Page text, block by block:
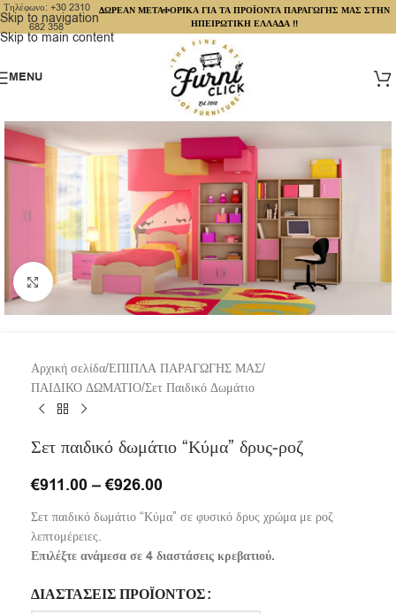
Skip to navigation
Skip to main content
Τηλέφωνο: +30 2310
682 358
ΔΩΡΕΑΝ ΜΕΤΑΦΟΡΙΚΑ ΓΙΑ ΤΑ ΠΡΟΪΟΝΤΑ ΠΑΡΑΓΩΓΗΣ ΜΑΣ ΣΤΗΝ
ΗΠΕΙΡΩΤΙΚΗ ΕΛΛΑΔΑ !!
MENU
Click to enlarge
Αρχική σελίδα/ΕΠΙΠΛΑ ΠΑΡΑΓΩΓΗΣ ΜΑΣ/
ΠΑΙΔΙΚΟ ΔΩΜΑΤΙΟ/Σετ Παιδικό Δωμάτιο
Σετ παιδικό δωμάτιο “Κύμα” δρυς-ροζ
€911.00–€926.00
Σετ παιδικό δωμάτιο “Κύμα” σε φυσικό δρυς χρώμα με ροζ
λεπτομέρειες.
Επιλέξτε ανάμεσα σε 4 διαστάσεις κρεβατιού.
ΔΙΑΣΤΆΣΕΙΣ ΠΡΟΪΌΝΤΟΣ